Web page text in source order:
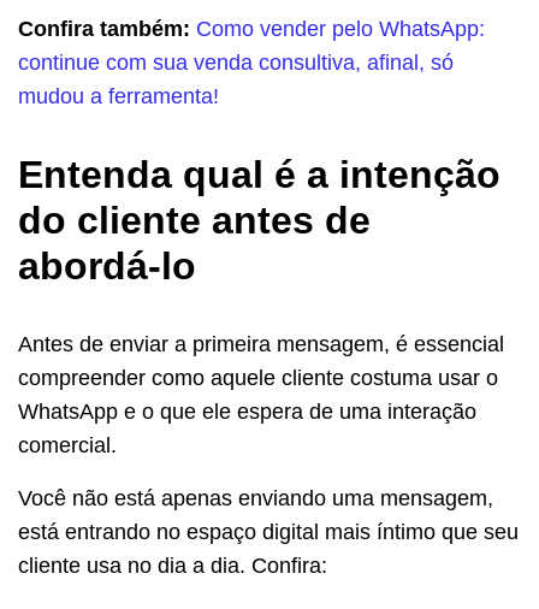
Confira também: Como vender pelo WhatsApp:
continue com sua venda consultiva, afinal, só
mudou a ferramenta!
Entenda qual é a intenção
do cliente antes de
abordá-lo
Antes de enviar a primeira mensagem, é essencial
compreender como aquele cliente costuma usar o
WhatsApp e o que ele espera de uma interação
comercial.
Você não está apenas enviando uma mensagem,
está entrando no espaço digital mais íntimo que seu
cliente usa no dia a dia. Confira: